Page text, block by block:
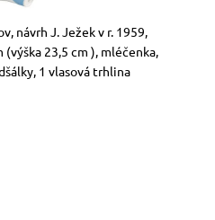
návrh J. Ježek v r. 1959,
23,5 cm ), mléčenka,
1 vlasová trhlina